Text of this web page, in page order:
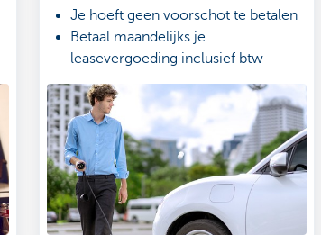
Je hoeft geen voorschot te betalen
Betaal maandelijks je
leasevergoeding inclusief btw
restwaarde van 4%